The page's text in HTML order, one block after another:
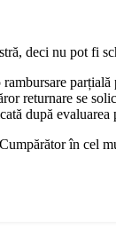
deci nu pot fi
returnare se
după
în cel